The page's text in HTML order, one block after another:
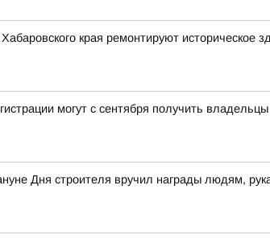
края ремонтируют историческое
могут с сентября получить
Дня строителя вручил награды людям,